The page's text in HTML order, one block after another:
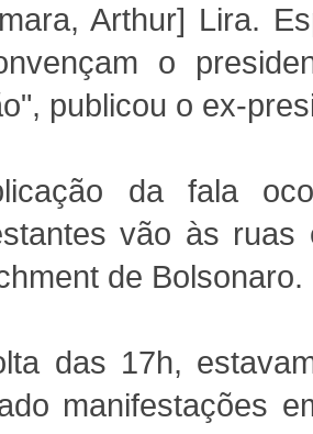
Arthur] Lira.
o
publicou o ex-
da fala
vão às
de Bolsonaro.
das 17h,
manifestações